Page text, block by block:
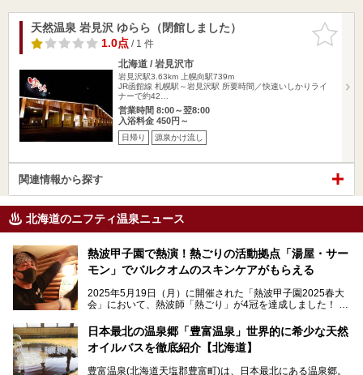
お気に入
りに追加
天然温泉 岩見沢 ゆらら（閉館しました）
1.0点/ 1 件
北海道 / 岩見沢市
岩見沢駅3.63km
上幌向駅739m
JR函館線 札幌駅～岩見沢駅 所要時間／快速いしかりライ
ナーで約42…
営業時間 8:00～翌8:00
入浴料金 450円～
日帰り 源泉かけ流し
関連情報から探す
北海道のニフティ温泉ニュース
熱波甲子園で熱演！熱ごりの活動拠点「湯屋・サー
モン」でバルクオムのスキンケアがもらえる
2025年5月19日（月）に開催された「熱波甲子園2025春大
会」において、熱波師「熱ごり」が4冠を達成しました！
動拠点である北海道の銭湯「湯屋・サーモン」にて、メンズ
スキンケアブランド バルクオムの「ONE DAY KIT」を数量
限定でプレゼントいたします。
で、ぜひお試しください。※6月13日配布開始、なくなり次
日本最北の温泉郷「豊富温泉」世界的に希少な天然
オイルバスを徹底紹介【北海道】
豊富温泉(北海道天塩郡豊富町)は、日本最北にある温泉郷。